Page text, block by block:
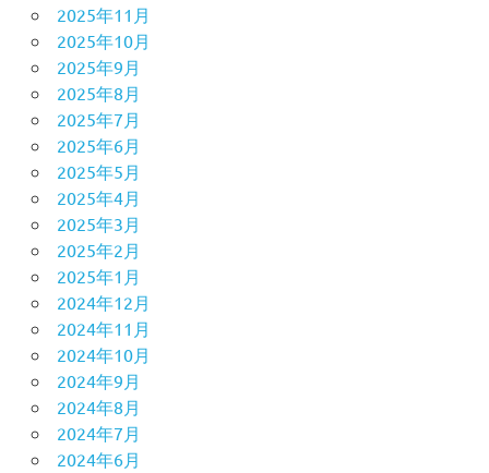
2025年11月
2025年10月
2025年9月
2025年8月
2025年7月
2025年6月
2025年5月
2025年4月
2025年3月
2025年2月
2025年1月
2024年12月
2024年11月
2024年10月
2024年9月
2024年8月
2024年7月
2024年6月